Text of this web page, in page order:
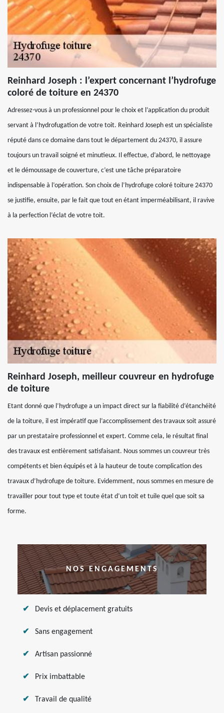
Reinhard Joseph : l’expert concernant l’hydrofuge
coloré de toiture en 24370
Adressez-vous à un professionnel pour le choix et l’application du produit
servant à l’hydrofugation de votre toit. Reinhard Joseph est un spécialiste
réputé dans ce domaine dans tout le département du 24370, il assure
toujours un travail soigné et minutieux. Il effectue, d’abord, le nettoyage
et le démoussage de couverture, c’est une tâche préparatoire
indispensable à l’opération. Son choix de l’hydrofuge coloré toiture 24370
se justifie, ensuite, par le fait que tout en étant imperméabilisant, il ravive
à la perfection l’éclat de votre toit.
Reinhard Joseph, meilleur couvreur en hydrofuge
de toiture
Etant donné que l’hydrofuge a un impact direct sur la fiabilité d’étanchéité
de la toiture, il est impératif que l’accomplissement des travaux soit assuré
par un prestataire professionnel et expert. Comme cela, le résultat final
des travaux est entièrement satisfaisant. Nous sommes un couvreur très
compétents et bien équipés et à la hauteur de toute complication des
travaux d’hydrofuge de toiture. Evidemment, nous sommes en mesure de
travailler pour tout type et toute état d’un toit et tuile quel que soit sa
forme.
NOS ENGAGEMENTS
Devis et déplacement gratuits
Sans engagement
Artisan passionné
Prix imbattable
Travail de qualité